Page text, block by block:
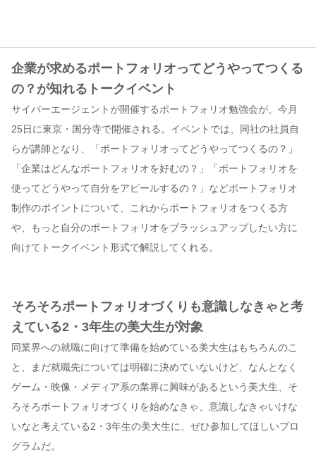
企業が求めるポートフォリオってどうやってつくる
の？が知れるトークイベント
サイバーエージェントが開催するポートフォリオ勉強会が、今月
25日に東京・国分寺で開催される。イベントでは、同社の社員自
らが講師となり、「ポートフォリオってどうやってつくるの？」
「企業はどんなポートフォリオを好むの？」「ポートフォリオを
使ってどうやって自分をアピールするの？」などポートフォリオ
制作のポイントについて、これからポートフォリオをつくる方
や、もっと自分のポートフォリオをブラッシュアップしたい方に
向けてトークイベント形式で解説してくれる。
そろそろポートフォリオづくりも意識しなきゃと考
えている2・3年生の美大生が対象
同業界への就職に向けて準備を始めている美大生はもちろんのこ
と、まだ就職先については明確に決めていないけど、なんとなく
ゲーム・映像・メディア系の業界に興味があるという美大生、そ
ろそろポートフォリオづくりを始めなきゃ、意識しなきゃいけな
いなと考えている2・3年生の美大生に、ぜひ参加してほしいプロ
グラムだ。